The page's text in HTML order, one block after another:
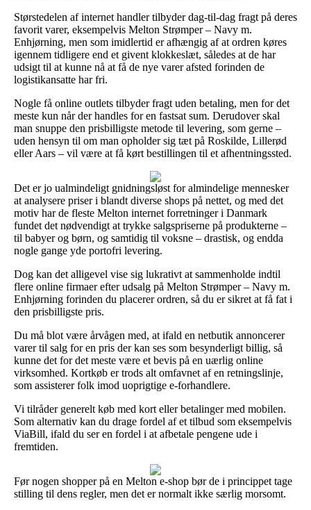
Størstedelen af internet handler tilbyder dag-til-dag fragt på deres
favorit varer, eksempelvis Melton Strømper – Navy m.
Enhjørning, men som imidlertid er afhængig af at ordren køres
igennem tidligere end et givent klokkeslæt, således at de har
udsigt til at kunne nå at få de nye varer afsted forinden de
logistikansatte har fri.
Nogle få online outlets tilbyder fragt uden betaling, men for det
meste kun når der handles for en fastsat sum. Derudover skal
man snuppe den prisbilligste metode til levering, som gerne –
uden hensyn til om man opholder sig tæt på Roskilde, Lillerød
eller Aars – vil være at få kørt bestillingen til et afhentningssted.
Det er jo ualmindeligt gnidningsløst for almindelige mennesker
at analysere priser i blandt diverse shops på nettet, og med det
motiv har de fleste Melton internet forretninger i Danmark
fundet det nødvendigt at trykke salgspriserne på produkterne –
til babyer og børn, og samtidig til voksne – drastisk, og endda
nogle gange yde portofri levering.
Dog kan det alligevel vise sig lukrativt at sammenholde indtil
flere online firmaer efter udsalg på Melton Strømper – Navy m.
Enhjørning forinden du placerer ordren, så du er sikret at få fat i
den prisbilligste pris.
Du må blot være årvågen med, at ifald en netbutik annoncerer
varer til salg for en pris der kan ses som besynderligt billig, så
kunne det for det meste være et bevis på en uærlig online
virksomhed. Kortkøb er trods alt omfavnet af en retningslinje,
som assisterer folk imod uoprigtige e-forhandlere.
Vi tilråder generelt køb med kort eller betalinger med mobilen.
Som alternativ kan du drage fordel af et tilbud som eksempelvis
ViaBill, ifald du ser en fordel i at afbetale pengene ude i
fremtiden.
Før nogen shopper på en Melton e-shop bør de i princippet tage
stilling til dens regler, men det er normalt ikke særlig morsomt.